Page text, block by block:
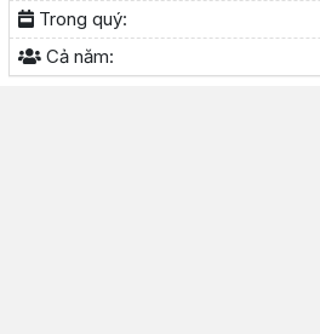
Trong quý:
Cả năm: